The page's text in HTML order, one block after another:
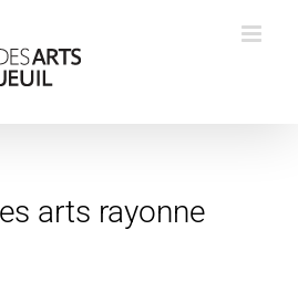
arts rayonne